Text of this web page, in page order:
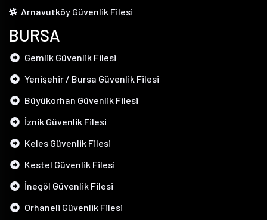
Arnavutköy Güvenlik Filesi
BURSA
Gemlik Güvenlik Filesi
Yenişehir / Bursa Güvenlik Filesi
Büyükorhan Güvenlik Filesi
İznik Güvenlik Filesi
Keles Güvenlik Filesi
Kestel Güvenlik Filesi
İnegöl Güvenlik Filesi
Orhaneli Güvenlik Filesi